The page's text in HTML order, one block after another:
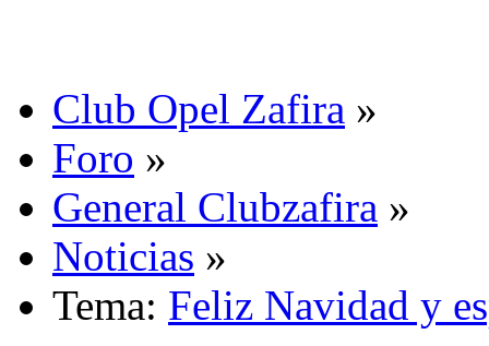
Club Opel Zafira »
Foro »
General Clubzafira »
Noticias »
Tema: Feliz Navidad y